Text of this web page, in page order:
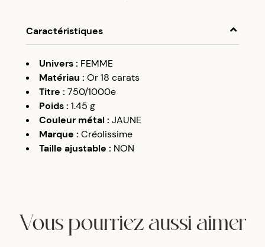
Caractéristiques
Univers: FEMME
Matériau : Or 18 carats
Titre : 750/1000e
Poids: 1.45 g
Couleur métal: JAUNE
Marque : Créolissime
Taille ajustable : NON
Vous pourriez aussi aimer